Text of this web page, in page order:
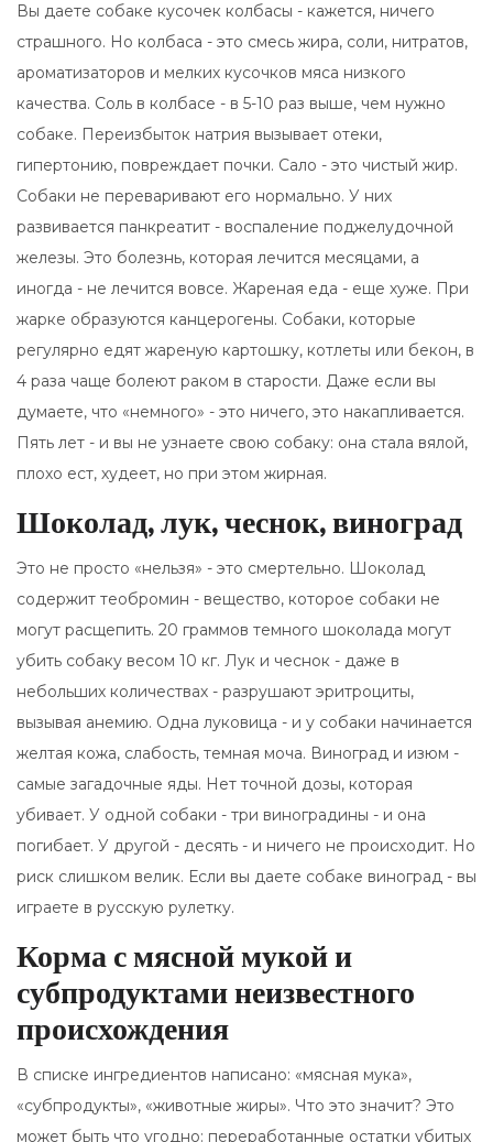
Вы даете собаке кусочек колбасы - кажется, ничего
страшного. Но колбаса - это смесь жира, соли, нитратов,
ароматизаторов и мелких кусочков мяса низкого
качества. Соль в колбасе - в 5-10 раз выше, чем нужно
собаке. Переизбыток натрия вызывает отеки,
гипертонию, повреждает почки. Сало - это чистый жир.
Собаки не переваривают его нормально. У них
развивается панкреатит - воспаление поджелудочной
железы. Это болезнь, которая лечится месяцами, а
иногда - не лечится вовсе. Жареная еда - еще хуже. При
жарке образуются канцерогены. Собаки, которые
регулярно едят жареную картошку, котлеты или бекон, в
4 раза чаще болеют раком в старости. Даже если вы
думаете, что «немного» - это ничего, это накапливается.
Пять лет - и вы не узнаете свою собаку: она стала вялой,
плохо ест, худеет, но при этом жирная.
Шоколад, лук, чеснок, виноград
Это не просто «нельзя» - это смертельно. Шоколад
содержит теобромин - вещество, которое собаки не
могут расщепить. 20 граммов темного шоколада могут
убить собаку весом 10 кг. Лук и чеснок - даже в
небольших количествах - разрушают эритроциты,
вызывая анемию. Одна луковица - и у собаки начинается
желтая кожа, слабость, темная моча. Виноград и изюм -
самые загадочные яды. Нет точной дозы, которая
убивает. У одной собаки - три виноградины - и она
погибает. У другой - десять - и ничего не происходит. Но
риск слишком велик. Если вы даете собаке виноград - вы
играете в русскую рулетку.
Корма с мясной мукой и
субпродуктами неизвестного
происхождения
В списке ингредиентов написано: «мясная мука»,
«субпродукты», «животные жиры». Что это значит? Это
может быть что угодно: переработанные остатки убитых